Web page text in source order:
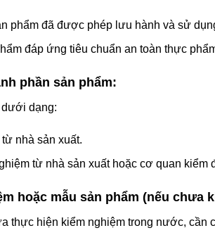
phẩm đã được phép lưu hành và sử
đáp ứng tiêu chuẩn an toàn thực
phần sản phẩm:
dạng:
nhà sản xuất.
từ nhà sản xuất hoặc cơ quan kiểm
hoặc mẫu sản phẩm (nếu chưa
thực hiện kiểm nghiệm trong nước, cần